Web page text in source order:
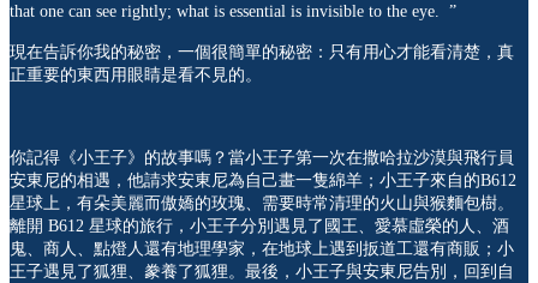
that one can see rightly; what is essential is invisible to the eye. ”
現在告訴你我的秘密，一個很簡單的秘密：只有用心才能看清楚，真
正重要的東西用眼睛是看不見的。
你記得《小王子》的故事嗎？當小王子第一次在撒哈拉沙漠與飛行員
安東尼的相遇，他請求安東尼為自己畫一隻綿羊；小王子來自的B612
星球上，有朵美麗而傲嬌的玫瑰、需要時常清理的火山與猴麵包樹。
離開 B612 星球的旅行，小王子分別遇見了國王、愛慕虛榮的人、酒
鬼、商人、點燈人還有地理學家，在地球上遇到扳道工還有商販；小
王子遇見了狐狸、豢養了狐狸。最後，小王子與安東尼告別，回到自